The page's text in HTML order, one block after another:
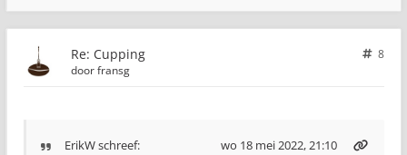
Re: Cupping
8
doorfransg
ErikWschreef: wo 18 mei 2022, 21:10